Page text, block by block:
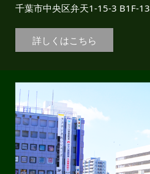
千葉市中央区弁天1-15-3 B1F-13
詳しくはこちら